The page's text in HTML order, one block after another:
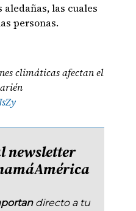
las cuales
personas.
climáticas afectan el
newsletter
directo a tu